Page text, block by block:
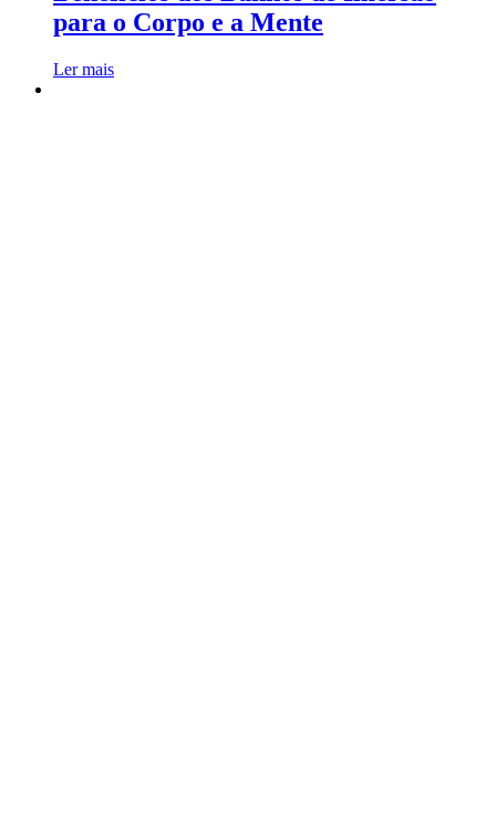
para o Corpo e a Mente
Ler mais